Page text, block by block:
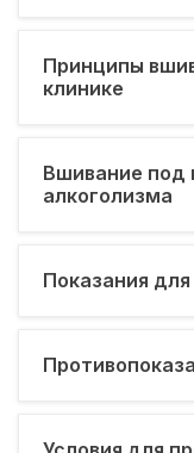
Принципы
клинике
Вшивание под
алкоголизма
Показания